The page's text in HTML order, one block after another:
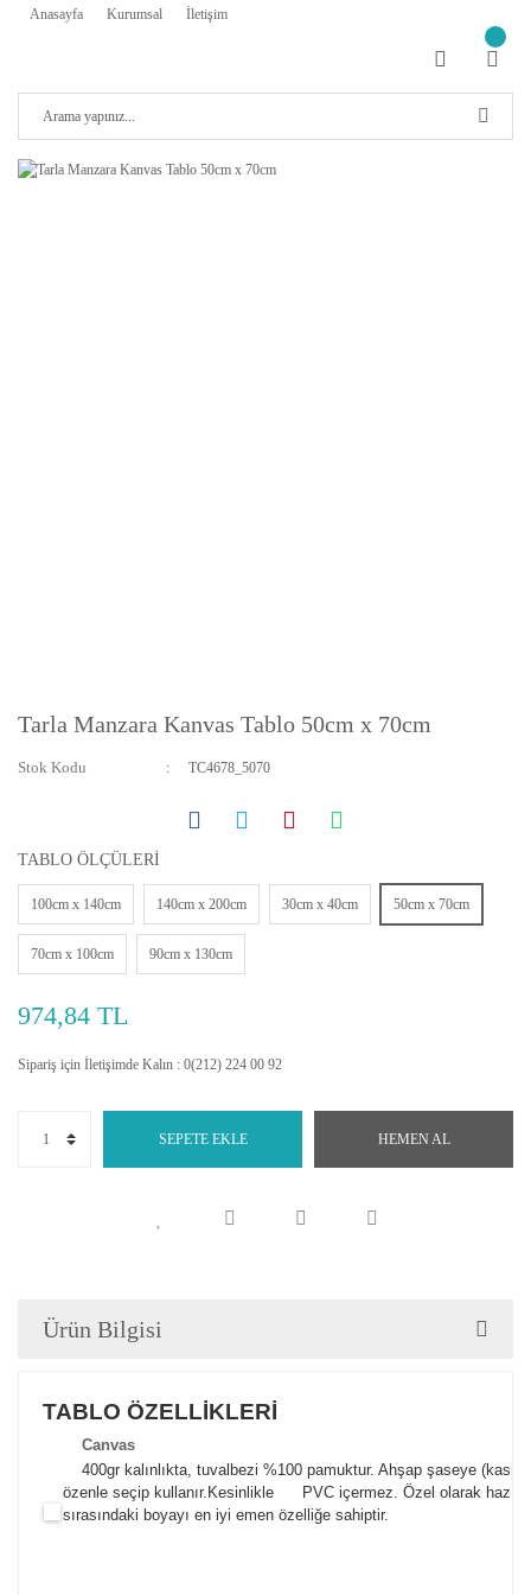
Anasayfa Kurumsal İletişim
Tarla Manzara Kanvas Tablo 50cm x 70cm
Stok Kodu TC4678_5070
TABLO ÖLÇÜLERİ
100cm x 140cm 140cm x 200cm 30cm x 40cm 50cm x 70cm
70cm x 100cm 90cm x 130cm
974,84 TL
Sipariş için İletişimde Kalın : 0(212) 224 00 92
SEPETE EKLE HEMEN AL
Ürün Bilgisi
TABLO ÖZELLİKLERİ
Canvas
400gr kalınlıkta, tuvalbezi %100 pamuktur. Ahşap şaseye
özenle seçip kullanır. Kesinlikle PVC içermez. Özel olarak
sırasındaki boyayı en iyi emen özelliğe sahiptir.